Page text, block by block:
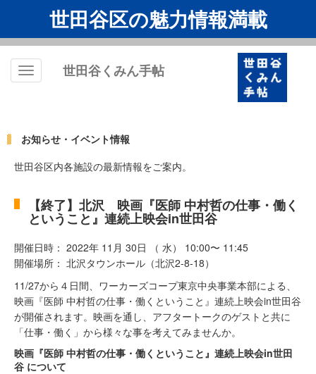
世田谷区の魅力情報満載
Toggle
世田谷くみん手帖
お知らせ・イベント情報
世田谷区内各施設の最新情報をご案内。
【終了】北沢 映画『医師 中村哲の仕事・働く
ということ』連続上映会in世田谷
開催日時： 2022年 11月 30日 （ 水） 10:00〜 11:45
開催場所： 北沢タウンホール（北沢2-8-18）
11/27から４日間、ワーカーズコープ東京中央事業本部による、
映画『医師 中村哲の仕事・働くということ』連続上映会in世田谷
が開催されます。映画を通し、アフタートークのゲストと共に
「仕事・働く」から様々な事を考えてみませんか。
映画『医師 中村哲の仕事・働くということ』連続上映会in世田
谷 について